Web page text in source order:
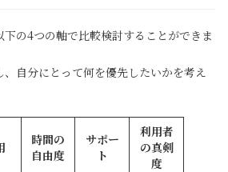
の4つの軸で比較検討することができま
自分にとって何を優先したいかを考え
時間の
自由度
サポー
ト
利用者
の真剣
度